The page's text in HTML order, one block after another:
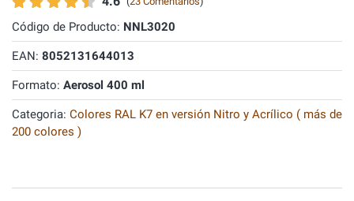
Código de Producto: NNL3020
EAN: 8052131644013
Formato: Aerosol 400 ml
Categoria: Colores RAL K7 en versión Nitro y Acrílico ( más de
200 colores )